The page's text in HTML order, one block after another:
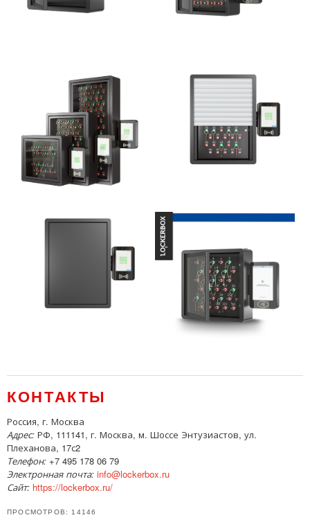
КОНТАКТЫ
Россия, г. Москва
Адрес: РФ, 111141, г. Москва, м. Шоссе Энтузиастов, ул.
Плеханова, 17с2
Телефон: +7 495 178 06 79
Электронная почта: info@lockerbox.ru
Сайт: https://lockerbox.ru/
ПРОСМОТРОВ: 14146